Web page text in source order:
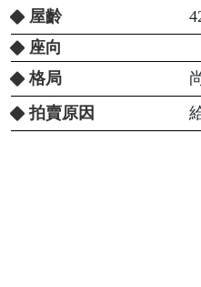
屋齡
座向
格局
拍賣原因